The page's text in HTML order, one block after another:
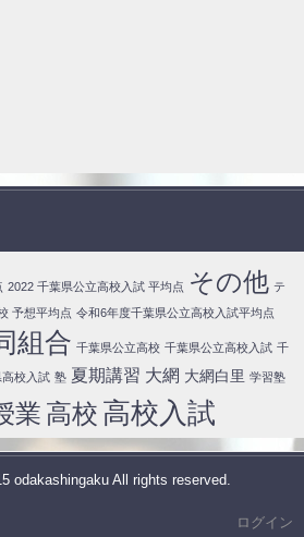
2022 千葉県公立高校入試 平均点 その他 テ
予想平均点 令和6年度千葉県公立高校入試平均点
組合 千葉県公立高校 千葉県公立高校入試 千
校入試 塾 夏期講習 大網 大網白里 学習塾
業 高校 高校入試
odakashingaku All rights reserved.
ログイン